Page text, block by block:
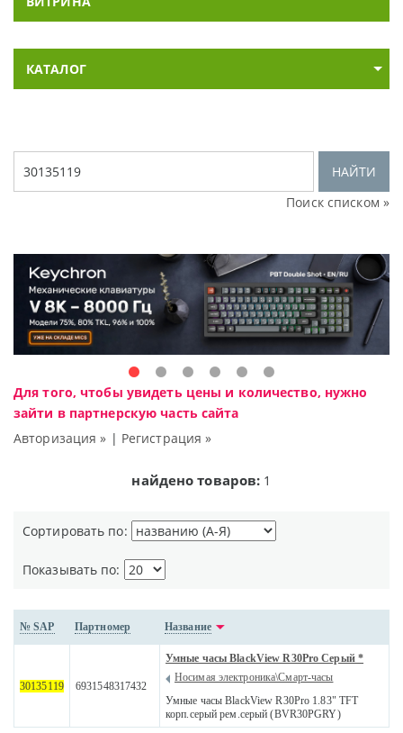
КАТАЛОГ
НАЙТИ
Поиск списком »
Для того, чтобы увидеть цены и количество, нужно
зайти в партнерскую часть сайта
Авторизация » | Регистрация »
найдено товаров: 1
Сортировать по:
Показывать по:
№ SAP Партномер Название
30135119 6931548317432
Умные часы BlackView R30Pro Серый *
Носимая электроника\Смарт-часы
Умные часы BlackView R30Pro 1.83" TFT
корп.серый рем.серый (BVR30PGRY)